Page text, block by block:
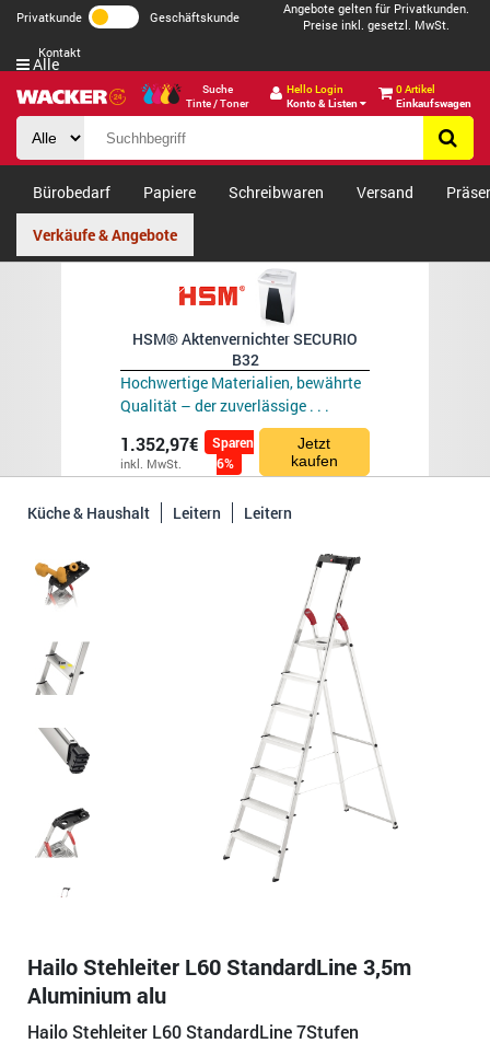
Privatkunde Geschäftskunde
Angebote gelten für Privatkunden.
Preise inkl. gesetzl. MwSt.
Kontakt
Suche
Tinte / Toner
Hello Login
Konto & Listen
0 Artikel
Einkaufswagen
Alle
Bürobedarf Papiere Schreibwaren Versand
Verkäufe & Angebote
HSM® Aktenvernichter SECURIO
B32
Hochwertige Materialien, bewährte
Qualität – der zuverlässige . . .
1.352,97€
inkl. MwSt.
Sparen
6%
Jetzt
kaufen
Küche & Haushalt Leitern Leitern
Hailo Stehleiter L60 StandardLine 3,5m
Aluminium alu
Hailo Stehleiter L60 StandardLine 7Stufen